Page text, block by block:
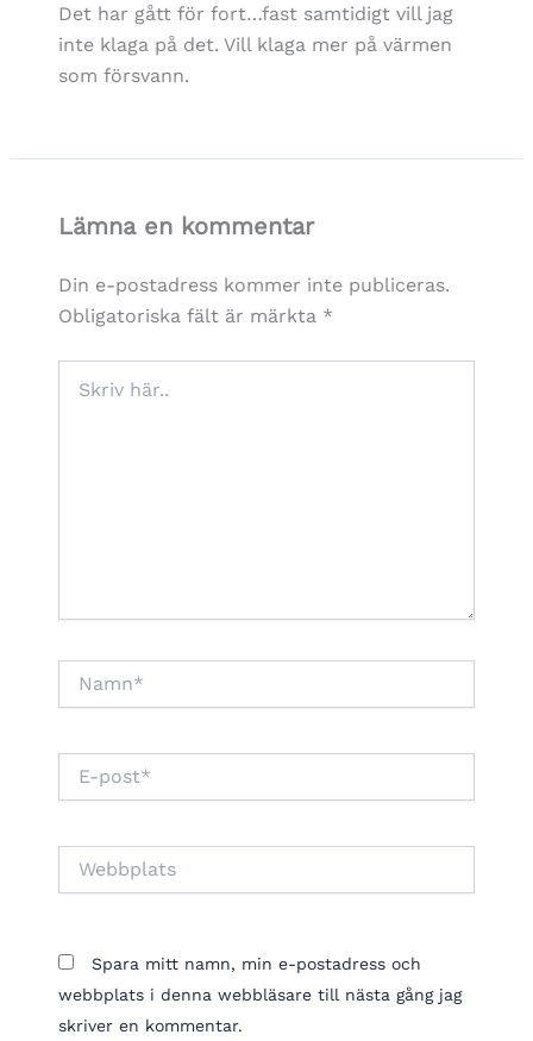
Det har gått för fort…fast samtidigt vill jag
inte klaga på det. Vill klaga mer på värmen
som försvann.
Lämna en kommentar
Din e-postadress kommer inte publiceras.
Obligatoriska fält är märkta *
här..
post*
Spara mitt namn, min e-postadress och
webbplats i denna webbläsare till nästa gång jag
skriver en kommentar.